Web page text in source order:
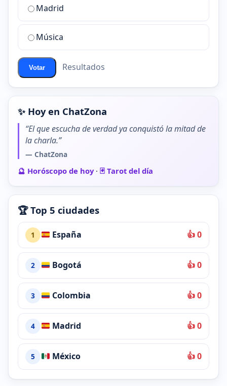
chat
ChatZona?
Madrid
Música
Votar Resultados
✨ Hoy en ChatZona
“El que escucha de verdad ya conquistó la mitad de
la charla.”
— ChatZona
🔮 Horóscopo de hoy· 🃏 Tarot del día
🏆 Top 5 ciudades
1 España 👍 0
2 Bogotá 👍 0
3 Colombia 👍 0
4 Madrid 👍 0
5 México 👍 0